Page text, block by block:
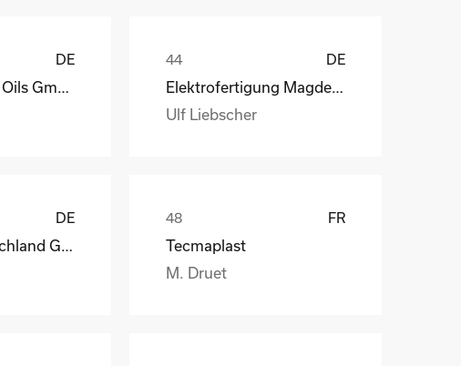
DE DE
Elektrofertigung Magdeburg GmbH
Ulf Liebscher
DE FR
Tecmaplast
M. Druet